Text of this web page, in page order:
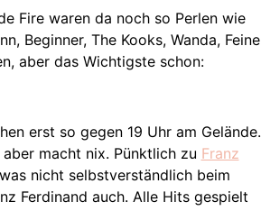
Fire waren da noch so Perlen wie
Beginner, The Kooks, Wanda, Feine
aber das Wichtigste schon:
erst so gegen 19 Uhr am Gelände.
macht nix. Pünktlich zu Franz
nicht selbstverständlich beim
Ferdinand auch. Alle Hits gespielt